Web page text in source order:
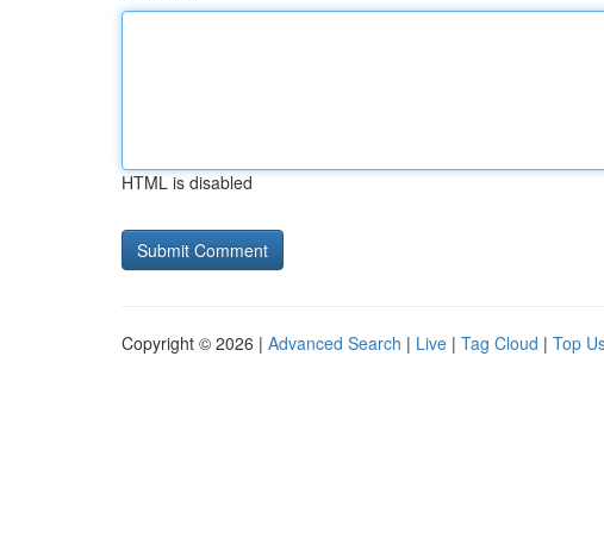
HTML is disabled
Copyright © 2026 | Advanced Search | Live | Tag Cloud | Top